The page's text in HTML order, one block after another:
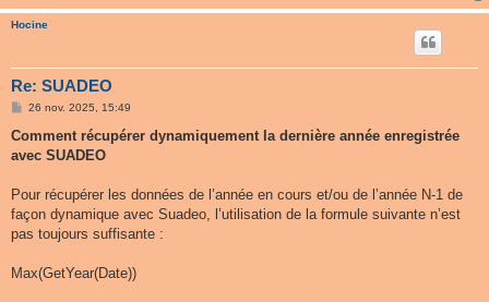
Hocine
Re: SUADEO
M
s
a
26 nov. 2025, 15:49
Comment récupérer dynamiquement la dernière année enregistrée
avec SUADEO
Pour récupérer les données de l’année en cours et/ou de l’année N-1 de
façon dynamique avec Suadeo, l’utilisation de la formule suivante n’est
pas toujours suffisante :
Max(GetYear(Date))